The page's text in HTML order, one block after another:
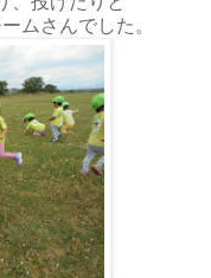
ムさんでした。